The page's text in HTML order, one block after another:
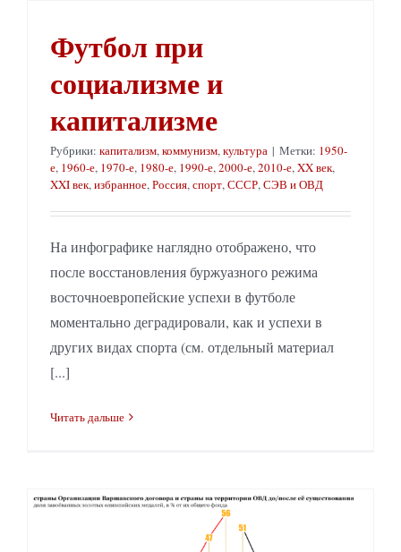
Футбол при
социализме и
капитализме
Рубрики: капитализм, коммунизм, культура | Метки: 1950-
е, 1960-е, 1970-е, 1980-е, 1990-е, 2000-е, 2010-е, XX век,
XXI век, избранное, Россия, спорт, СССР, СЭВ и ОВД
На инфографике наглядно отображено, что
после восстановления буржуазного режима
восточноевропейские успехи в футболе
моментально деградировали, как и успехи в
других видах спорта (см. отдельный материал
[...]
Читать дальше